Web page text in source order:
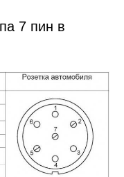
7 пин в